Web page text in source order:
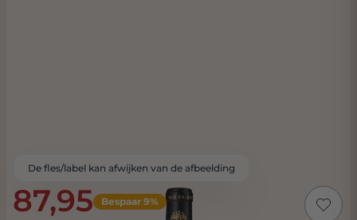
De fles/label kan afwijken van de afbeelding
87,95 Bespaar 9%